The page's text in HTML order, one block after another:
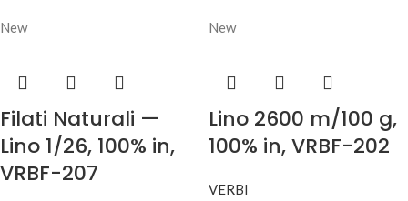
New
Filati Naturali —
Lino 1/26, 100% in,
VRBF-207
New
Lino 2600 m/100 g,
100% in, VRBF-202
VERBI